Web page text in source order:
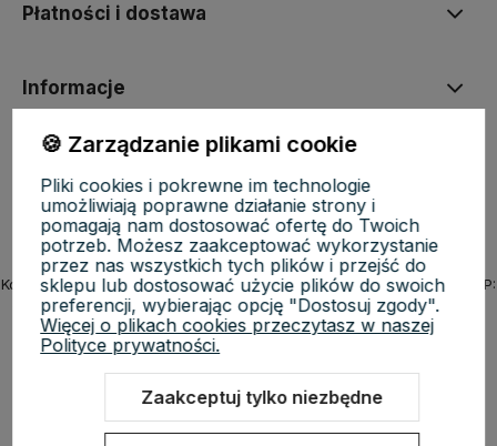
Płatności i dostawa
Informacje
KosmetycznyRaj.pl | ul. Michała Drzymały 8/61, 02-495 Warszawa | NIP:
5223279970 | REGON: 527118819 | Email:sklep@kosmetycznyraj.pl
Telefon:662 274 654
Sklep internetowy Shoper.pl Szablon Shoper Modern 3.0™
🍪 Zarządzanie plikami cookie
Pliki cookies i pokrewne im technologie
umożliwiają poprawne działanie strony i
pomagają nam dostosować ofertę do Twoich
potrzeb. Możesz zaakceptować wykorzystanie
przez nas wszystkich tych plików i przejść do
sklepu lub dostosować użycie plików do swoich
preferencji, wybierając opcję "Dostosuj zgody".
Więcej o plikach cookies przeczytasz w naszej
Polityce prywatności.
Zaakceptuj tylko niezbędne